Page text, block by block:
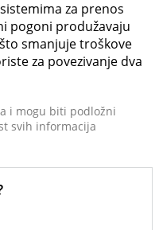
za prenos
pogoni produžavaju
smanjuje troškove
za povezivanje dva
i mogu biti podložni
svih informacija